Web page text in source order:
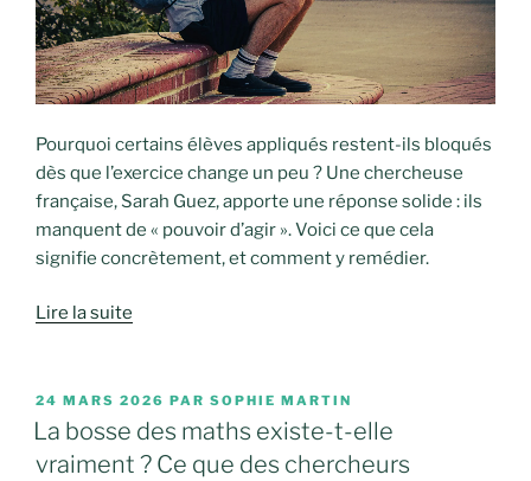
Pourquoi certains élèves appliqués restent-ils bloqués
dès que l’exercice change un peu ? Une chercheuse
française, Sarah Guez, apporte une réponse solide : ils
manquent de « pouvoir d’agir ». Voici ce que cela
signifie concrètement, et comment y remédier.
Lire la suite
PUBLIÉ
LE
24 MARS 2026 PAR SOPHIE MARTIN
La bosse des maths existe-t-elle
vraiment ? Ce que des chercheurs